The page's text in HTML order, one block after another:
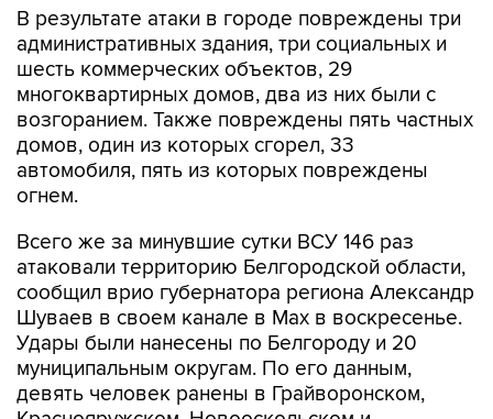
В результате атаки в городе повреждены три
административных здания, три социальных и
шесть коммерческих объектов, 29
многоквартирных домов, два из них были с
возгоранием. Также повреждены пять частных
домов, один из которых сгорел, 33
автомобиля, пять из которых повреждены
огнем.
Всего же за минувшие сутки ВСУ 146 раз
атаковали территорию Белгородской области,
сообщил врио губернатора региона Александр
Шуваев в своем канале в Мах в воскресенье.
Удары были нанесены по Белгороду и 20
муниципальным округам. По его данным,
девять человек ранены в Грайворонском,